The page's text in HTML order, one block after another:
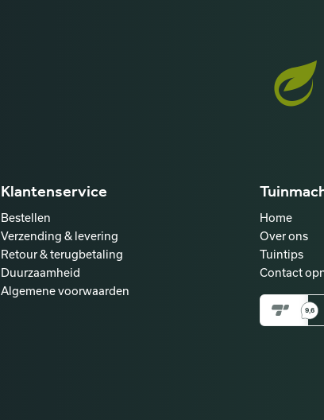
Klantenservice
Bestellen
Verzending & levering
Retour & terugbetaling
Duurzaamheid
Algemene voorwaarden
Home
Over ons
Tuintips
Contact